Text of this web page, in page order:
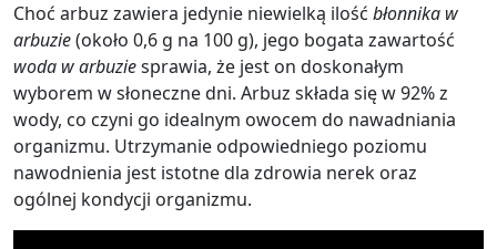
Choć arbuz zawiera jedynie niewielką ilość błonnika w
arbuzie(około 0,6 g na 100 g), jego bogata zawartość
woda w arbuziesprawia, że jest on doskonałym
wyborem w słoneczne dni. Arbuz składa się w 92% z
wody, co czyni go idealnym owocem do nawadniania
organizmu. Utrzymanie odpowiedniego poziomu
nawodnienia jest istotne dla zdrowia nerek oraz
ogólnej kondycji organizmu.